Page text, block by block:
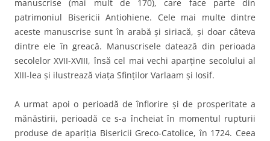
manuscrise (mai mult de 170), care face parte din
patrimoniul Bisericii Antiohiene. Cele mai multe dintre
aceste manuscrise sunt în arabă şi siriacă, şi doar câteva
dintre ele în greacă. Manuscrisele datează din perioada
secolelor XVII-XVIII, însă cel mai vechi aparţine secolului al
XIII-lea şi ilustrează viaţa Sfinţilor Varlaam şi Iosif.
A urmat apoi o perioadă de înflorire şi de prosperitate a
mănăstirii, perioadă ce s-a încheiat în momentul rupturii
produse de apariţia Bisericii Greco-Catolice, în 1724. Ceea